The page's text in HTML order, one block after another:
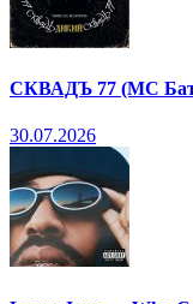
СКВАДЪ 77 (МС
30.07.2026